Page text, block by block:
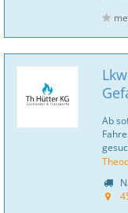
Ab